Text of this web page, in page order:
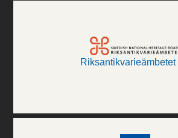
Riksantikvarieämbetet